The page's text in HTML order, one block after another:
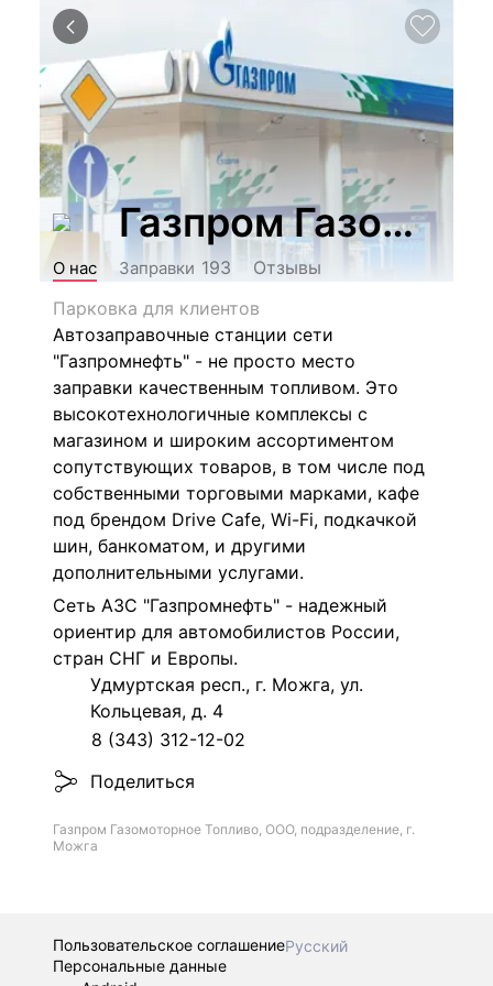
Газпром
О нас Заправки 193
Отзывы
Парковка для клиентов
Автозаправочные станции сети
"Газпромнефть" - не просто место
заправки качественным топливом. Это
высокотехнологичные комплексы с
магазином и широким ассортиментом
сопутствующих товаров, в том числе под
собственными торговыми марками, кафе
под брендом Drive Cafe, Wi-Fi, подкачкой
шин, банкоматом, и другими
дополнительными услугами.
Сеть АЗС "Газпромнефть" - надежный
ориентир для автомобилистов России,
стран СНГ и Европы.
Удмуртская респ., г. Можга, ул.
Кольцевая, д. 4
8 (343) 312-12-02
Поделиться
Газпром Газомоторное Топливо, ООО, подразделение, г.
Можга
Пользовательское соглашениеРусский
Персональные данные